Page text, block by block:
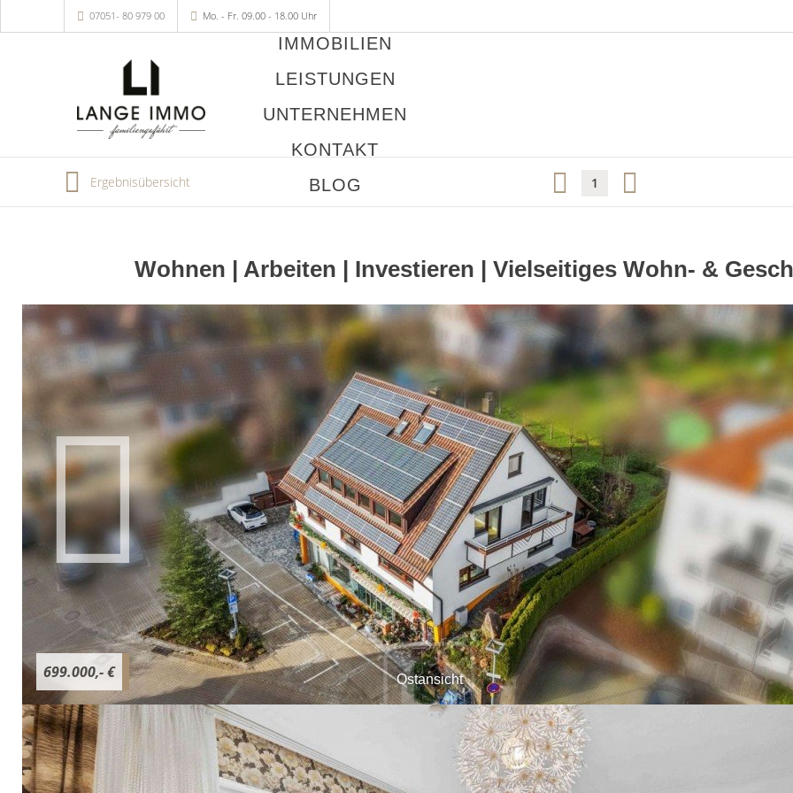
07051- 80 979 00 Mo. - Fr. 09.00 - 18.00 Uhr
IMMOBILIEN
LEISTUNGEN
UNTERNEHMEN
KONTAKT
BLOG
Ergebnisübersicht 1
Wohnen | Arbeiten | Investieren | Vielseitiges Wohn- &
Ostansicht
699.000,- €